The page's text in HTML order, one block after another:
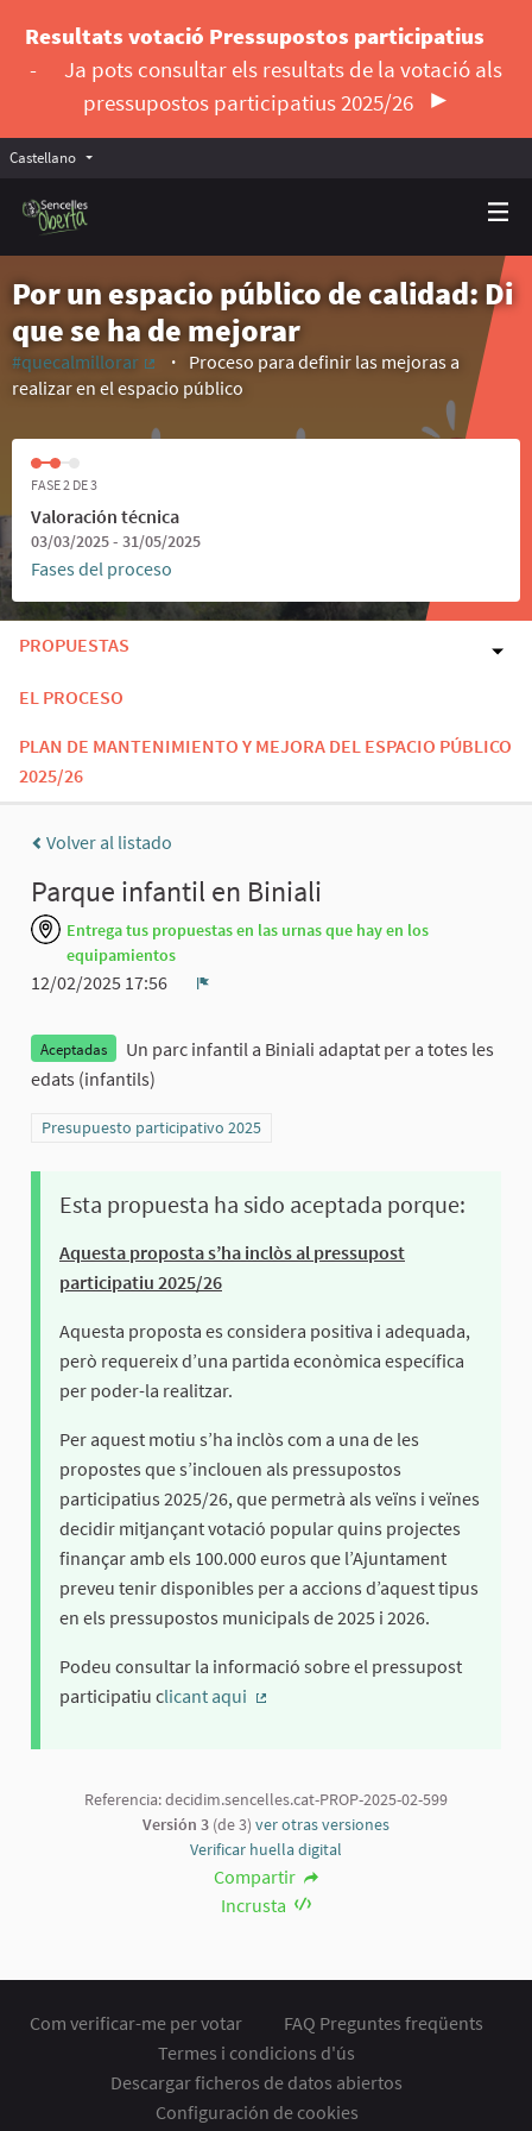
Resultats votació Pressupostos participatius
-
Ja pots consultar els resultats de la votació als
pressupostos participatius 2025/26
Castellano Triar la llengua
Por un espacio público de calidad: Di
que se ha de mejorar
#quecalmillorar
(Enlace externo)
Proceso para definir las mejoras a
realizar en el espacio público
FASE 2 DE 3
Valoración técnica
03/03/2025 - 31/05/2025
Fases del proceso
PROPUESTAS
EL PROCESO
PLAN DE MANTENIMIENTO Y MEJORA DEL ESPACIO PÚBLICO
2025/26
Volver al listado
Parque infantil en Biniali
Entrega tus propuestas en las urnas que hay en los
equipamientos
12/02/2025 17:56
Aceptadas
Un parc infantil a Biniali adaptat per a totes les
edats (infantils)
Resultados al filtrar por la categoría: Presupuesto participativo 2025
Presupuesto participativo 2025
Esta propuesta ha sido aceptada porque:
Aquesta proposta s’ha inclòs al pressupost
participatiu 2025/26
Aquesta proposta es considera positiva i adequada,
però requereix d’una partida econòmica específica
per poder-la realitzar.
Per aquest motiu s’ha inclòs com a una de les
propostes que s’inclouen als pressupostos
participatius 2025/26, que permetrà als veïns i veïnes
decidir mitjançant votació popular quins projectes
finançar amb els 100.000 euros que l’Ajuntament
preveu tenir disponibles per a accions d’aquest tipus
en els pressupostos municipals de 2025 i 2026.
Podeu consultar la informació sobre el pressupost
participatiu clicant aqui
Referencia: decidim.sencelles.cat-PROP-2025-02-599
Versión 3 (de 3) ver otras versiones
Verificar huella digital
Compartir
Incrusta
Com verificar-me per votar
FAQ Preguntes freqüents
Termes i condicions d'ús
Descargar ficheros de datos abiertos
Configuración de cookies